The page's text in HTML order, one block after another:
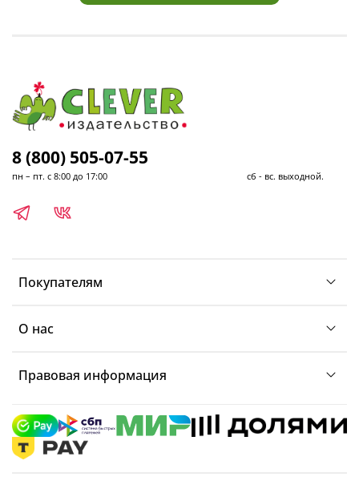
Покупателям
О нас
Правовая информация
8 (800) 505-07-55
пн – пт. с 8:00 до 17:00 сб - вс. выходной.